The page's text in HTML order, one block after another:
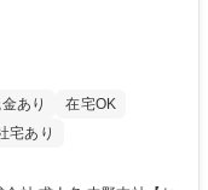
あり
在宅OK
宅あり